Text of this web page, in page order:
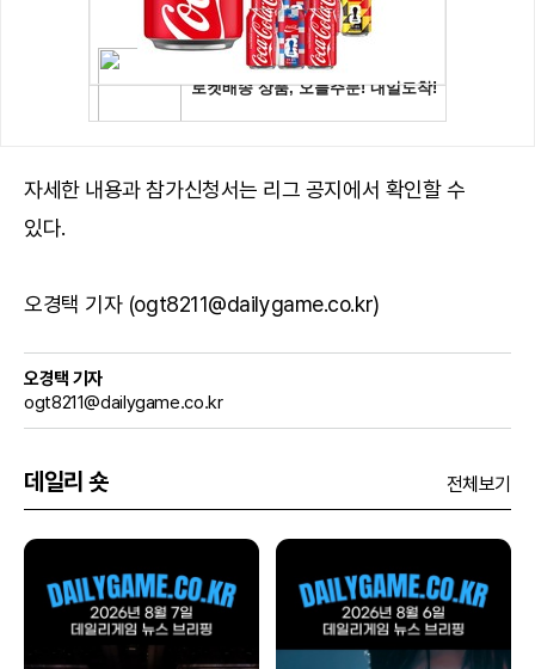
자세한 내용과 참가신청서는 리그 공지에서 확인할 수
있다.
오경택 기자 (ogt8211@dailygame.co.kr)
오경택 기자
ogt8211@dailygame.co.kr
데일리 숏 전체보기